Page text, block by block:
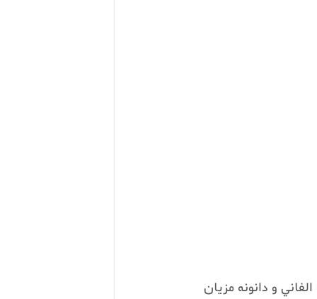
و دانونه مزيان